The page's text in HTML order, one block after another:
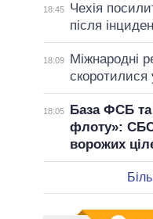
18:45
Чехія
після
18:09
Міжнародні
скоротилися
18:05
База ФСБ та
флоту»: СБС
ворожих